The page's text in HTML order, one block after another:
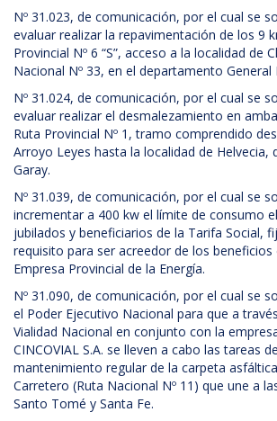
Nº 31.023, de comunicación, por el cual se
evaluar realizar la repavimentación de los 9
Provincial Nº 6 “S”, acceso a la localidad de
Nacional Nº 33, en el departamento General
Nº 31.024, de comunicación, por el cual se
evaluar realizar el desmalezamiento en
Ruta Provincial Nº 1, tramo comprendido
Arroyo Leyes hasta la localidad de Helvecia,
Garay.
Nº 31.039, de comunicación, por el cual se
incrementar a 400 kw el límite de consumo
jubilados y beneficiarios de la Tarifa Social,
requisito para ser acreedor de los
Empresa Provincial de la Energía.
Nº 31.090, de comunicación, por el cual se
el Poder Ejecutivo Nacional para que a
Vialidad Nacional en conjunto con la
CINCOVIAL S.A. se lleven a cabo las tareas
mantenimiento regular de la carpeta
Carretero (Ruta Nacional Nº 11) que une a
Santo Tomé y Santa Fe.